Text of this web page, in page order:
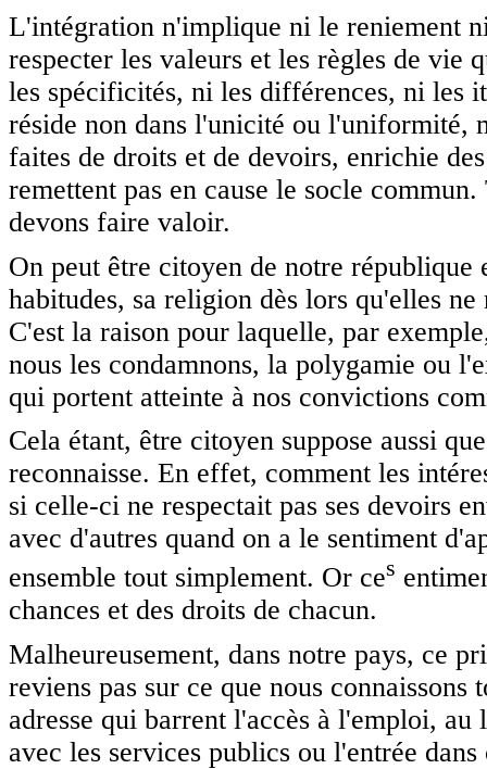
L'intégration n'implique ni le reniement
respecter les valeurs et les règles de vie
les spécificités, ni les différences, ni les
réside non dans l'unicité ou l'uniformité,
faites de droits et de devoirs, enrichie
remettent pas en cause le socle
devons faire valoir.
On peut être citoyen de notre république
habitudes, sa religion dès lors qu'elles
C'est la raison pour laquelle, par
nous les condamnons, la polygamie ou
qui portent atteinte à nos convictions
Cela étant, être citoyen suppose aussi
reconnaisse. En effet, comment les
si celle-ci ne respectait pas ses devoirs
avec d'autres quand on a le sentiment
ensemble tout simplement. Or ces
chances et des droits de chacun.
Malheureusement, dans notre pays, ce
reviens pas sur ce que nous
adresse qui barrent l'accès à l'emploi,
avec les services publics ou l'entrée